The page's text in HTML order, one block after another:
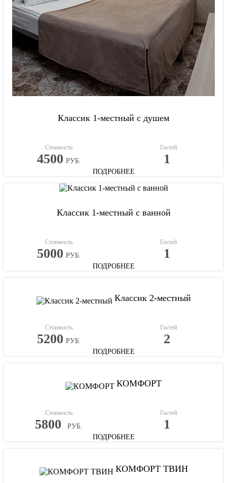
Классик 1-местный с душем
Стоимость
4500 РУБ.
Гостей
1
ПОДРОБНЕЕ
Классик 1-местный с ванной
Стоимость
5000 РУБ.
Гостей
1
ПОДРОБНЕЕ
Классик 2-местный
Стоимость
5200 РУБ.
Гостей
2
ПОДРОБНЕЕ
КОМФОРТ
Стоимость
5800 РУБ.
Гостей
1
ПОДРОБНЕЕ
КОМФОРТ ТВИН